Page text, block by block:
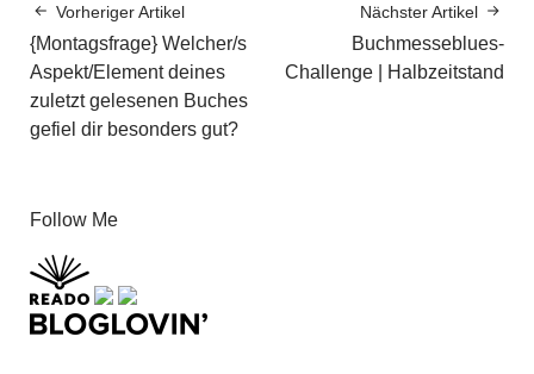
Vorheriger Artikel
{Montagsfrage} Welcher/s
Aspekt/Element deines
zuletzt gelesenen Buches
gefiel dir besonders gut?
Nächster Artikel
Buchmesseblues-
Challenge | Halbzeitstand
Follow Me